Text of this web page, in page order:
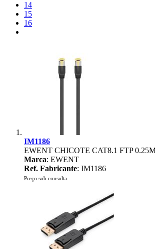
14
15
16
IM1186
EWENT CHICOTE CAT8.1 FTP
Marca: EWENT
Ref. Fabricante: IM1186
Preço sob consulta